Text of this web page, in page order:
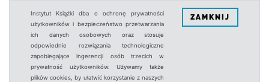
Instytut Książki dba o ochronę prywatności
użytkowników i bezpieczeństwo przetwarzania
ich danych osobowych oraz stosuje
odpowiednie rozwiązania technologiczne
zapobiegające ingerencji osób trzecich w
prywatność użytkowników. Używamy także
plików cookies, by ułatwić korzystanie z naszych
ZAMKNIJ